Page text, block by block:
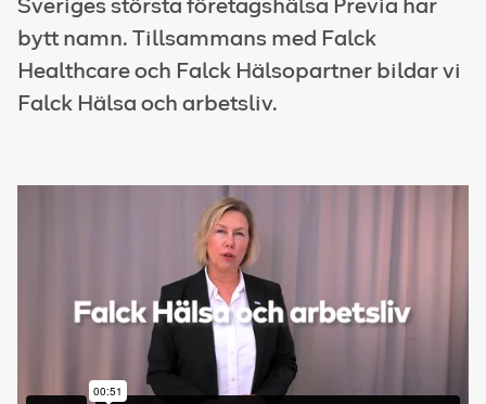
Sveriges största företagshälsa Previa har
bytt namn. Tillsammans med Falck
Healthcare och Falck Hälsopartner bildar vi
Falck Hälsa och arbetsliv.